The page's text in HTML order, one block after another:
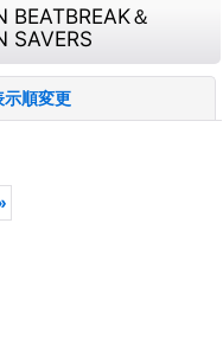
＆
SAVERS
示順変更